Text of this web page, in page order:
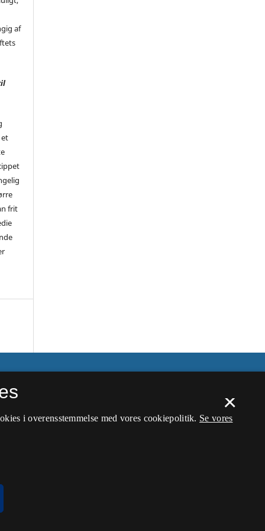
af
frit
×
i overensstemmelse med vores cookiepolitik. Se vores